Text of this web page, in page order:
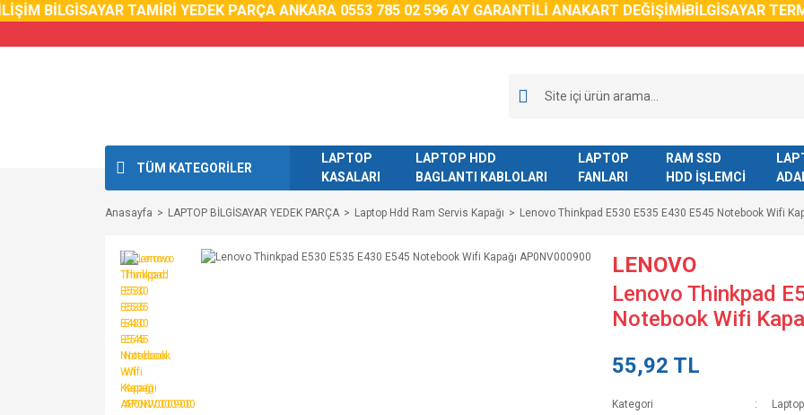
BİLGİSAYAR TAMİRİ YEDEK PARÇA ANKARA 0553 785 02 596 AY GARANTİLİ ANAKART DEĞİŞİMİBİLGİSAYAR
TÜM KATEGORİLER
LAPTOP
KASALARI
LAPTOP HDD
BAGLANTI KABLOLARI
LAPTOP
FANLARI
RAM SSD
HDD İŞLEMCİ
Anasayfa LAPTOP BİLGİSAYAR YEDEK PARÇA Laptop Hdd Ram Servis Kapağı Lenovo Thinkpad E530 E535 E430 E545 Notebook Wifi
LENOVO
Lenovo Thinkpad
Notebook Wifi
55,92 TL
Kategori